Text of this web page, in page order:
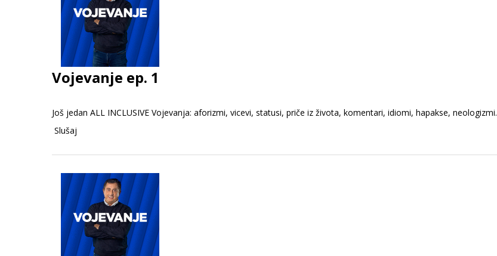
Vojevanje ep. 1
Još jedan ALL INCLUSIVE Vojevanja: aforizmi, vicevi, statusi, priče iz života, komentari, idiomi, hapakse, neologizmi.
Slušaj